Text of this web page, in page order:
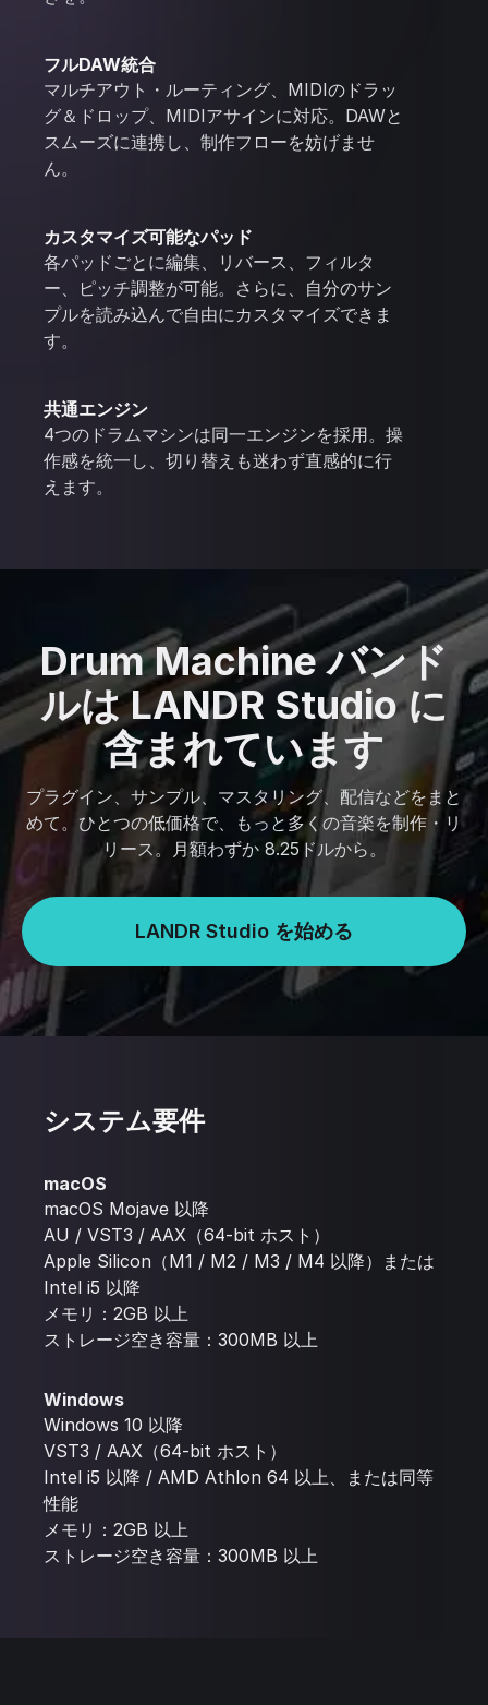
フルDAW統合
マルチアウト・ルーティング、MIDIのドラッ
グ＆ドロップ、MIDIアサインに対応。DAWと
スムーズに連携し、制作フローを妨げませ
ん。
カスタマイズ可能なパッド
各パッドごとに編集、リバース、フィルタ
ー、ピッチ調整が可能。さらに、自分のサン
プルを読み込んで自由にカスタマイズできま
す。
共通エンジン
4つのドラムマシンは同一エンジンを採用。操
作感を統一し、切り替えも迷わず直感的に行
えます。
Drum Machine バンド
ルは LANDR Studio に
含まれています
プラグイン、サンプル、マスタリング、配信などをまと
めて。ひとつの低価格で、もっと多くの音楽を制作・リ
リース。月額わずか 8.25ドルから。
LANDR Studio を始める
システム要件
macOS
macOS Mojave 以降
AU / VST3 / AAX（64-bit ホスト）
Apple Silicon（M1 / M2 / M3 / M4 以降）または
Intel i5 以降
メモリ：2GB 以上
ストレージ空き容量：300MB 以上
Windows
Windows 10 以降
VST3 / AAX（64-bit ホスト）
Intel i5 以降 / AMD Athlon 64 以上、または同等
性能
メモリ：2GB 以上
ストレージ空き容量：300MB 以上